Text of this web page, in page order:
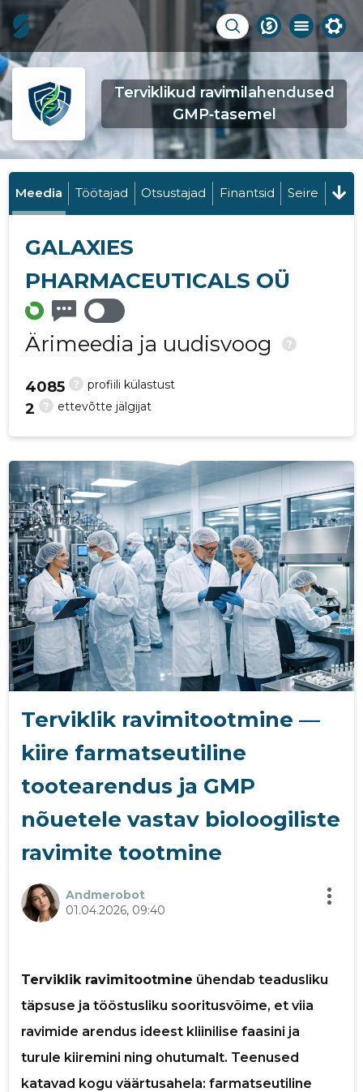
Terviklikud ravimilahendused
GMP‑tasemel
Meedia Töötajad Otsustajad Finantsid Seire
GALAXIES
PHARMACEUTICALS OÜ
Ärimeedia ja uudisvoog ?
? profiili külastust
4085
? ettevõtte jälgijat
2
Terviklik ravimitootmine —
kiire farmatseutiline
tootearendus ja GMP
nõuetele vastav bioloogiliste
ravimite tootmine
Andmerobot
01.04.2026, 09:40
Terviklik ravimitootmine ühendab teadusliku
täpsuse ja tööstusliku sooritusvõime, et viia
ravimide arendus ideest kliinilise faasini ja
turule kiiremini ning ohutumalt. Teenused
katavad kogu väärtusahela: farmatseutiline